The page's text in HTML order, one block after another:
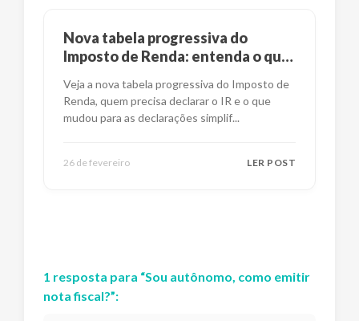
Nova tabela progressiva do
Imposto de Renda: entenda o que
Veja a nova tabela progressiva do Imposto de
Renda, quem precisa declarar o IR e o que
mudou para as declarações simplif...
26 de fevereiro LER POST
1 resposta para “Sou autônomo, como emitir
nota fiscal?”: